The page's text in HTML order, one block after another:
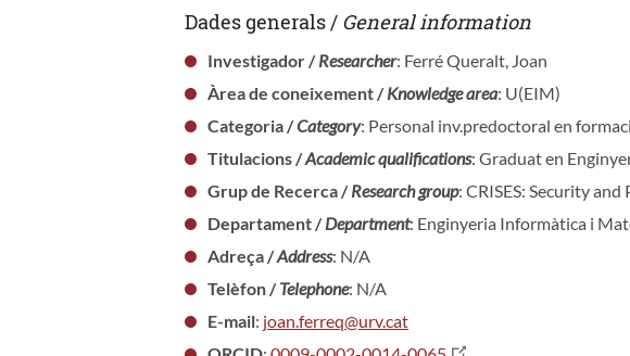
Dades generals / General information
Investigador /Researcher: Ferré Queralt, Joan
Àrea de coneixement /Knowledge area: U(EIM)
Categoria /Category: Personal inv.predoctoral en
Titulacions /Academic qualifications: Graduat en
Grup de Recerca /Research group: CRISES: Security and
Departament /Department: Enginyeria Informàtica i
Adreça /Address: N/A
Telèfon /Telephone: N/A
E-mail: joan.ferreq@urv.cat